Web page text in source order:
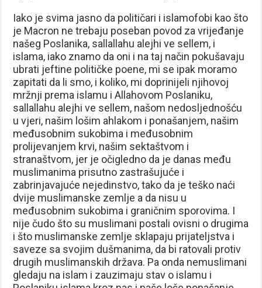
Iako je svima jasno da političari i islamofobi kao što
je Macron ne trebaju poseban povod za vrijeđanje
našeg Poslanika, sallallahu alejhi ve sellem, i
islama, iako znamo da oni i na taj način pokušavaju
ubrati jeftine političke poene, mi se ipak moramo
zapitati da li smo, i koliko, mi doprinijeli njihovoj
mržnji prema islamu i Allahovom Poslaniku,
sallallahu alejhi ve sellem, našom nedosljednošću
u vjeri, našim lošim ahlakom i ponašanjem, našim
međusobnim sukobima i međusobnim
prolijevanjem krvi, našim sektaštvom i
stranaštvom, jer je očigledno da je danas među
muslimanima prisutno zastrašujuće i
zabrinjavajuće nejedinstvo, tako da je teško naći
dvije muslimanske zemlje a da nisu u
međusobnim sukobima i graničnim sporovima. I
nije čudo što su muslimani postali ovisni o drugima
i što muslimanske zemlje sklapaju prijateljstva i
saveze sa svojim dušmanima, da bi ratovali protiv
drugih muslimanskih država. Pa onda nemuslimani
gledaju na islam i zauzimaju stav o islamu i